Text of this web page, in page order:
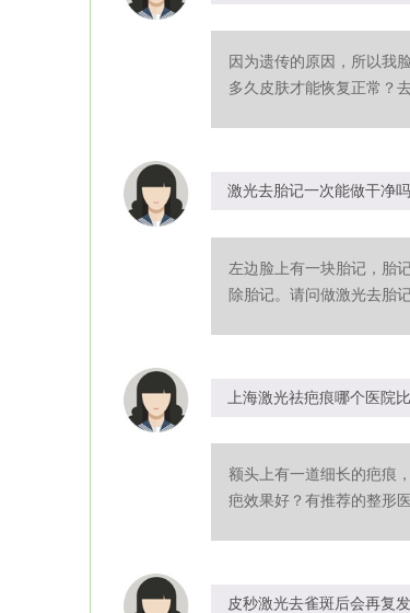
因为遗传的原因，所以我
多久皮肤才能恢复正常？
激光去胎记一次能做干净
左边脸上有一块胎记，胎
除胎记。请问做激光去胎
上海激光祛疤痕哪个医院
额头上有一道细长的疤痕
疤效果好？有推荐的整形医
皮秒激光去雀斑后会再复